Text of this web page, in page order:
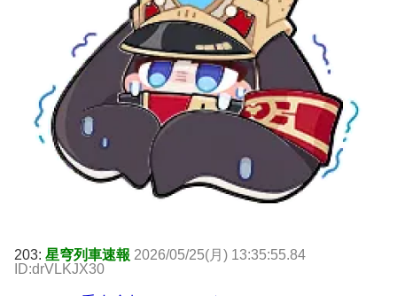
203: 星穹列車速報 2026/05/25(月) 13:35:55.84
ID:drVLKJX30